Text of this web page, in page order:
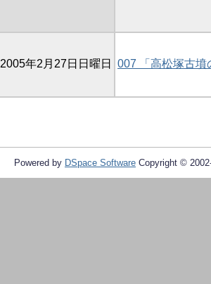
2005年2月27日日曜日 007 「高松塚古
Powered by DSpace Software Copyright ©